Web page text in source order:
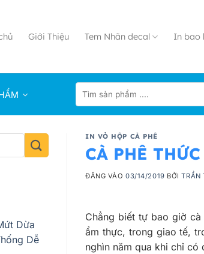
Giới Thiệu Tem Nhãn decal In bao
Dừa
Dễ
IN VỎ HỘP CÀ PHÊ
CÀ PHÊ
ĐĂNG VÀO03/14/2019 BỞITRẦN
Chẳng biết tự bao giờ
ẩm thực, trong giao tế,
nghìn năm qua khi chỉ